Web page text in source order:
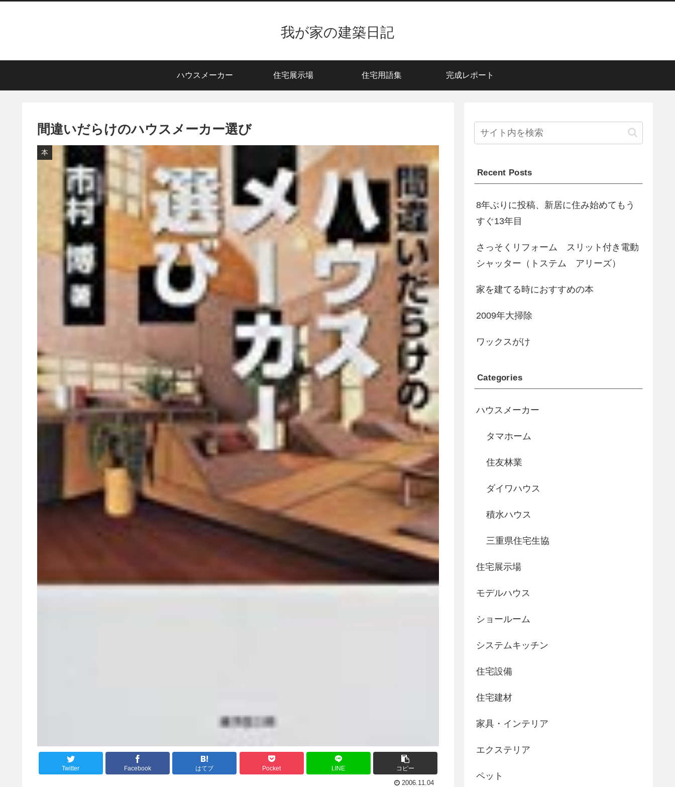
我が家の建築日記
ハウスメーカー 住宅展示場 住宅用語集 完成レポート
間違いだらけのハウスメーカー選び
本
Twitter Facebook はてブ Pocket LINE コピー
2006.11.04
Recent Posts
8年ぶりに投稿、新居に住み始めてもう
すぐ13年目
さっそくリフォーム スリット付き電動
シャッター（トステム アリーズ）
家を建てる時におすすめの本
2009年大掃除
ワックスがけ
Categories
ハウスメーカー
タマホーム
住友林業
ダイワハウス
積水ハウス
三重県住宅生協
住宅展示場
モデルハウス
ショールーム
システムキッチン
住宅設備
住宅建材
家具・インテリア
エクステリア
ペット